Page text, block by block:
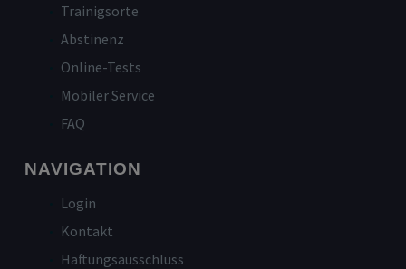
Trainigsorte
Abstinenz
Online-Tests
Mobiler Service
FAQ
NAVIGATION
Login
Kontakt
Haftungsausschluss